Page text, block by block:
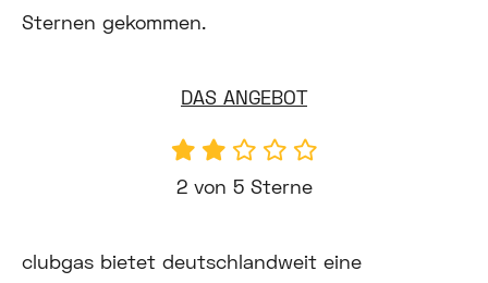
Sternen gekommen.
DAS ANGEBOT
2 von 5 Sterne
clubgas bietet deutschlandweit eine